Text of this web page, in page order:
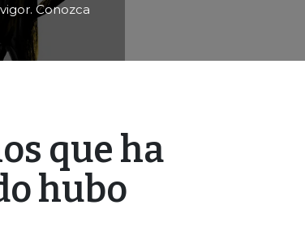
Conozca
que ha
hubo